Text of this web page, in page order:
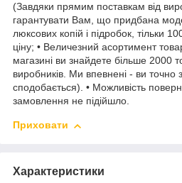
(Завдяки прямим поставкам від
гарантувати Вам, що придбана
люксових копій і підробок, тільки
ціну; • Величезний асортимент
магазині ви знайдете більше 2000
виробників. Ми впевнені - ви
сподобається). • Можливість
замовлення не підійшло.
Приховати
Характеристики